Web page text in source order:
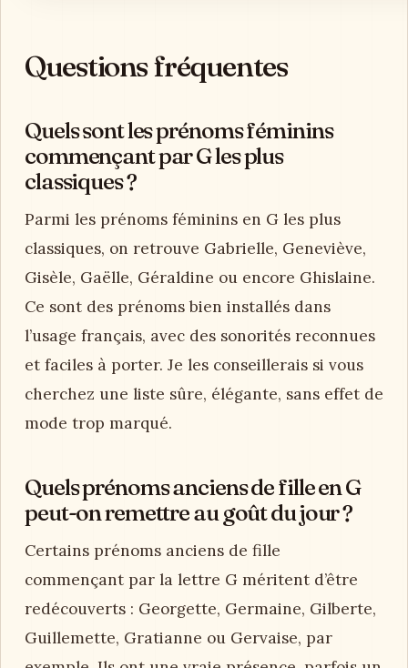
Questions fréquentes
Quels sont les prénoms féminins
commençant par G les plus
classiques ?
Parmi les prénoms féminins en G les plus
classiques, on retrouve Gabrielle, Geneviève,
Gisèle, Gaëlle, Géraldine ou encore Ghislaine.
Ce sont des prénoms bien installés dans
l’usage français, avec des sonorités reconnues
et faciles à porter. Je les conseillerais si vous
cherchez une liste sûre, élégante, sans effet de
mode trop marqué.
Quels prénoms anciens de fille en G
peut-on remettre au goût du jour ?
Certains prénoms anciens de fille
commençant par la lettre G méritent d’être
redécouverts : Georgette, Germaine, Gilberte,
Guillemette, Gratianne ou Gervaise, par